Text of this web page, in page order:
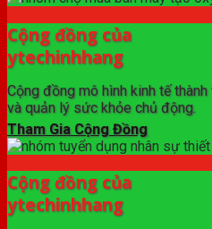
Cộng đồng của
ytechinhhang
Cộng đồng mô hình kinh tế thành
và quản lý sức khỏe chủ động.
Tham Gia Cộng Đồng
Cộng đồng của
ytechinhhang